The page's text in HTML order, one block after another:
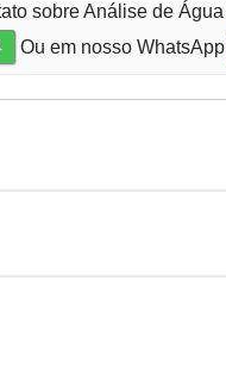
sobre Análise de
Ou em nosso WhatsApp